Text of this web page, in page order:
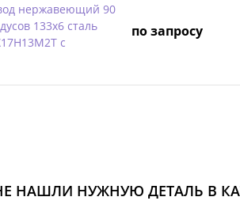
нержавеющий 90
133х6 сталь
с
по запросу
НАШЛИ НУЖНУЮ ДЕТАЛЬ В